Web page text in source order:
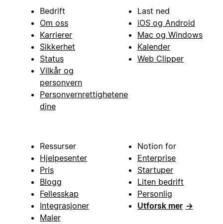
Bedrift
Om oss
Karrierer
Sikkerhet
Status
Vilkår og
personvern
Personvernrettighetene
dine
Last ned
iOS og Android
Mac og Windows
Kalender
Web Clipper
Ressurser
Hjelpesenter
Pris
Blogg
Fellesskap
Integrasjoner
Maler
Notion for
Enterprise
Startuper
Liten bedrift
Personlig
Utforsk mer →